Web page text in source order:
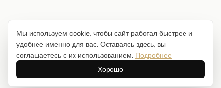
Мы используем cookie, чтобы сайт работал быстрее и
удобнее именно для вас. Оставаясь здесь, вы
соглашаетесь с их использованием. Подробнее
Хорошо